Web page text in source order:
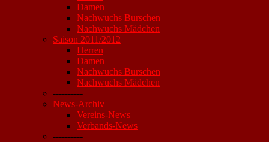
Damen
Nachwuchs Burschen
Nachwuchs Mädchen
Saison 2011/2012
Herren
Damen
Nachwuchs Burschen
Nachwuchs Mädchen
----------
News-Archiv
Vereins-News
Verbands-News
----------